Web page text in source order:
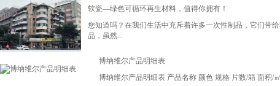
软瓷—绿色可循环再生材料，值得你拥有！
您知道吗？在我们生活中充斥着许多一次性制品，它们带
品，虽然...
博纳维尔产品明细表
博纳维尔产品明细表 产品名称 颜色 规格 片数/箱 面积/